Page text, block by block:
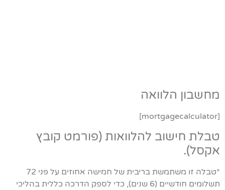
מחשבון הלוואה
[mortgagecalculator]
טבלת חישוב להלוואות (פורמט קובץ
אקסל).
*טבלה זו משתמשת בריבית של חמישה אחוזים על פני 72
תשלומים חודשיים (6 שנים), כדי לספק הדרכה כללית בהליכי